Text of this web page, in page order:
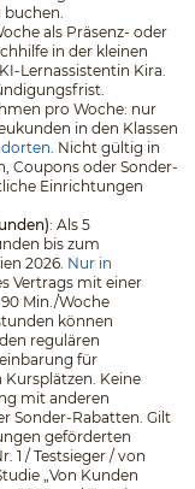
buchen.
als Präsenz- oder
in der kleinen
Lernassistentin Kira.
pro Woche: nur
in den Klassen
. Nicht gültig in
Coupons oder Sonder-
Einrichtungen
: Als 5
bis zum
2026. Nur in
Vertrags mit einer
Min./Woche
können
regulären
für
Keine
mit anderen
Sonder-Rabatten. Gilt
geförderten
1 / Testsieger / von
„Von Kunden